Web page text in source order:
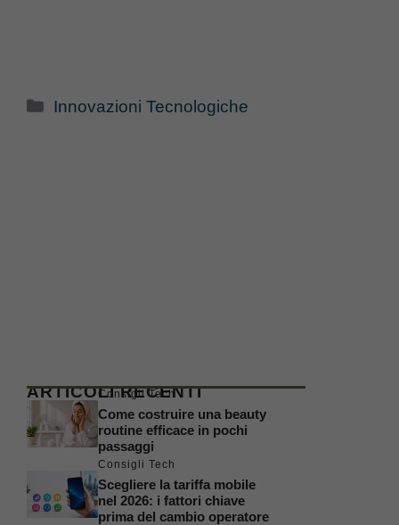
Categorie
Innovazioni Tecnologiche
ARTICOLI RECENTI
Consigli Tech
Come costruire una beauty
routine efficace in pochi
passaggi
Consigli Tech
Scegliere la tariffa mobile
nel 2026: i fattori chiave
prima del cambio operatore